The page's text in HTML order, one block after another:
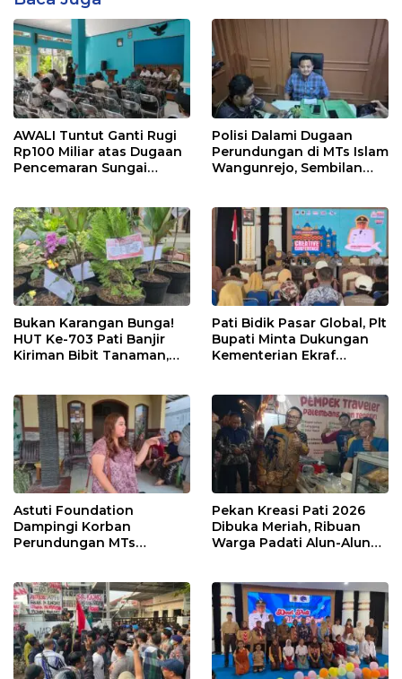
AWALI Tuntut Ganti Rugi
Rp100 Miliar atas Dugaan
Pencemaran Sungai
Polisi Dalami Dugaan
Perundungan di MTs Islam
Wangunrejo, Sembilan
Bukan Karangan Bunga!
HUT Ke-703 Pati Banjir
Kiriman Bibit Tanaman,
Pati Bidik Pasar Global, Plt
Bupati Minta Dukungan
Kementerian Ekraf
Astuti Foundation
Dampingi Korban
Perundungan MTs
Sekolah Berbasis Agama
Pekan Kreasi Pati 2026
Dibuka Meriah, Ribuan
Warga Padati Alun-Alun